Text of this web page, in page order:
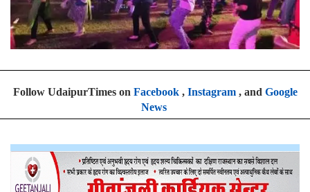
Follow UdaipurTimes on Facebook, Instagram, and Google
News